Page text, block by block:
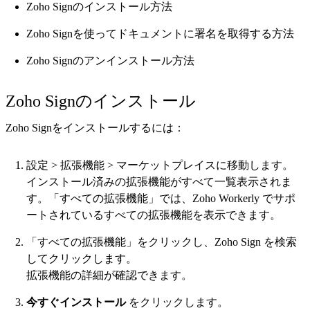
Zoho Signのインストール方法
Zoho Signを使ってドキュメントに署名を取得する方法
Zoho Signのアンインストール方法
Zoho Signのインストール
Zoho Signをインストールするには：
設定 > 拡張機能 > マーケットプレイスに移動します。
インストール済みの拡張機能がすべて一覧表示されま
す。「すべての拡張機能」では、Zoho Workerly でサポ
ートされているすべての拡張機能を表示できます。
「すべての拡張機能」をクリックし、Zoho Sign を検索
してクリックします。
拡張機能の詳細が確認できます。
今すぐインストールをクリックします。